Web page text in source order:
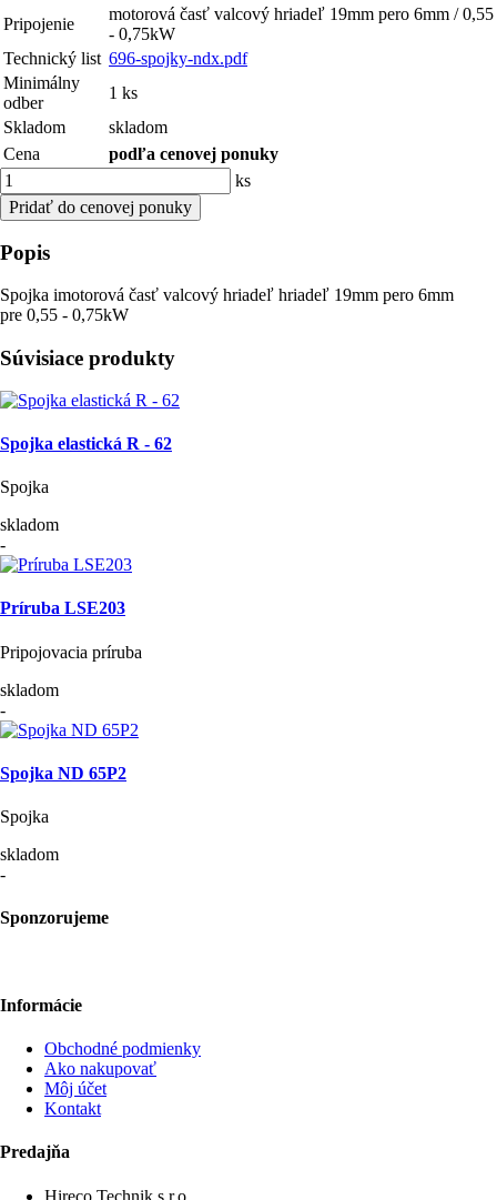
Pripojenie
motorová časť valcový hriadeľ 19mm pero 6mm / 0,55
- 0,75kW
Technický list 696-spojky-ndx.pdf
Minimálny
odber
1 ks
Skladom
skladom
Cena
podľa cenovej ponuky
ks
Pridať do cenovej ponuky
Popis
Spojka imotorová časť valcový hriadeľ hriadeľ 19mm pero 6mm
pre 0,55 - 0,75kW
Súvisiace produkty
Spojka elastická R - 62
Spojka
skladom
-
Príruba LSE203
Pripojovacia príruba
skladom
-
Spojka ND 65P2
Spojka
skladom
-
Sponzorujeme
Informácie
Obchodné podmienky
Ako nakupovať
Môj účet
Kontakt
Predajňa
Hireco Technik s.r.o.